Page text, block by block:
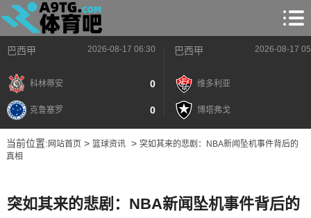
巴西甲 2026-08-17 06:30
科林蒂安 0
克鲁塞罗 0
巴西甲 2026-08-17
维多利亚
博塔弗戈
当前位置: 网站首页> 篮球资讯> 突如其来的悲剧：NBA新闻坠机事件背后的
真相
突如其来的悲剧：NBA新闻坠机事件背后的